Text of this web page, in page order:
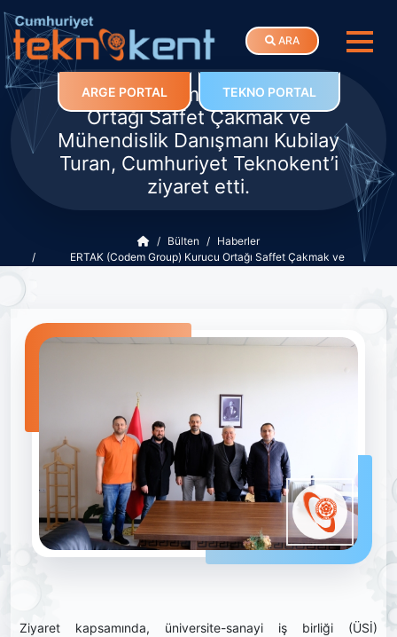
ARA
ARGE PORTAL TEKNO PORTAL
ERTAK (Codem Group) Kurucu
Ortağı Saffet Çakmak ve
Mühendislik Danışmanı Kubilay
Turan, Cumhuriyet Teknokent’i
ziyaret etti.
Bülten
Haberler
ERTAK (Codem Group) Kurucu Ortağı Saffet Çakmak ve
Ziyaret kapsamında, üniversite-sanayi iş birliği (ÜSİ)